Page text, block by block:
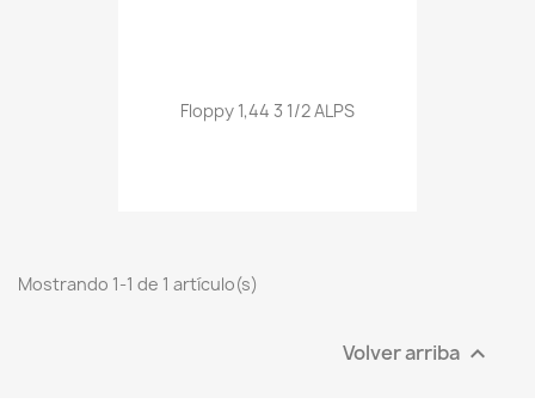
Floppy 1,44 3 1/2 ALPS
Mostrando 1-1 de 1 artículo(s)
Volver arriba 